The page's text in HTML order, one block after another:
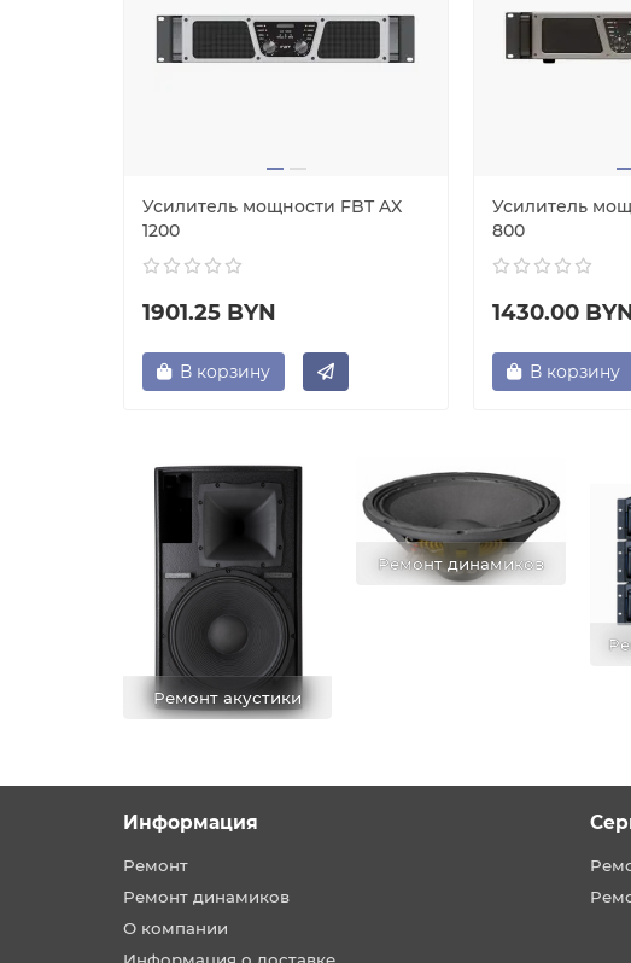
Усилитель мощности FBT AX
1200
1901.25 BYN
В корзину
Усилитель
800
1430.00
В корзину
Ремонт акустики
Ремонт динамиков
Информация
Ремонт
Ремонт динамиков
О компании